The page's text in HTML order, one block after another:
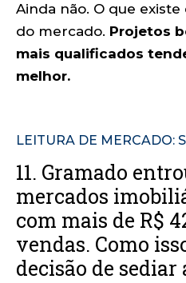
Ainda não. O que
do mercado. Projetos
mais qualificados
melhor.
LEITURA DE MERCADO:
11. Gramado
mercados
com mais de R$
vendas. Como
decisão de sediar